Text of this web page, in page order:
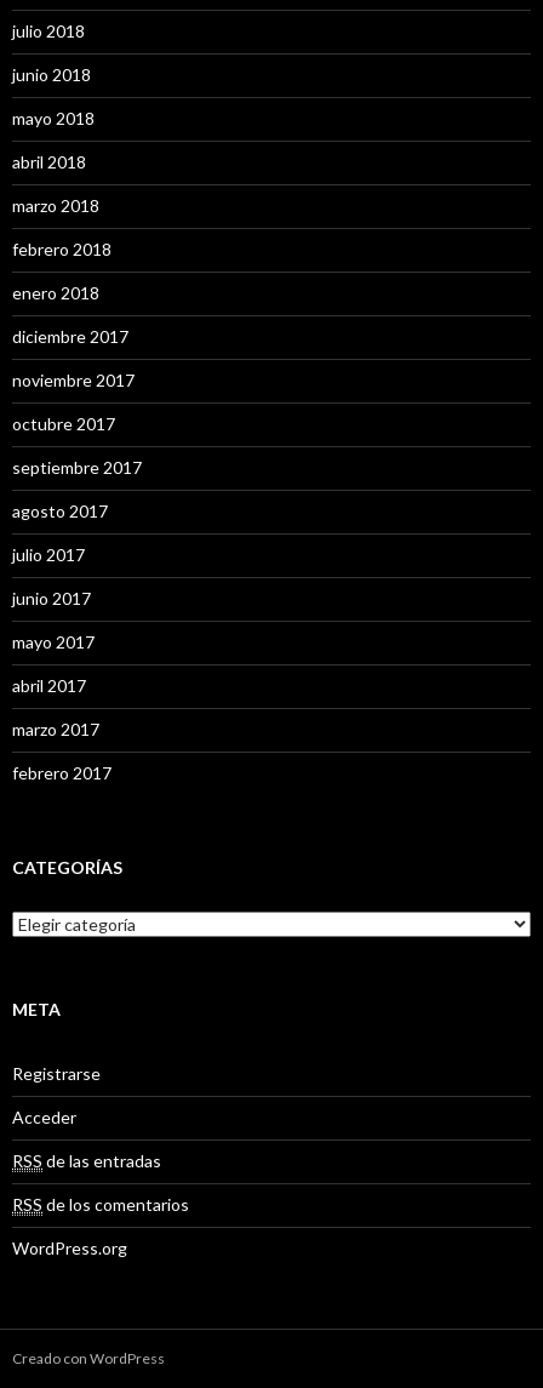
julio 2018
junio 2018
mayo 2018
abril 2018
marzo 2018
febrero 2018
enero 2018
diciembre 2017
noviembre 2017
octubre 2017
septiembre 2017
agosto 2017
julio 2017
junio 2017
mayo 2017
abril 2017
marzo 2017
febrero 2017
CATEGORÍAS
C
a
g
í
a
s
META
Registrarse
Acceder
RSS de las entradas
RSS de los comentarios
WordPress.org
Creado con WordPress